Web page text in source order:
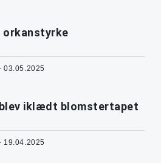
orkanstyrke
03.05.2025
iklædt blomstertapet
19.04.2025